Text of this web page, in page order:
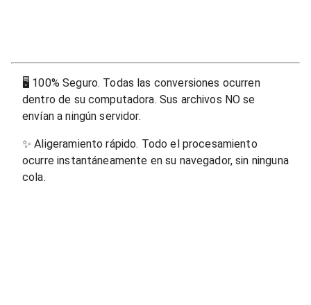
🖥 100% Seguro. Todas las conversiones ocurren
dentro de su computadora. Sus archivos NO se
envían a ningún servidor.
✨Aligeramiento rápido. Todo el procesamiento
ocurre instantáneamente en su navegador, sin ninguna
cola.